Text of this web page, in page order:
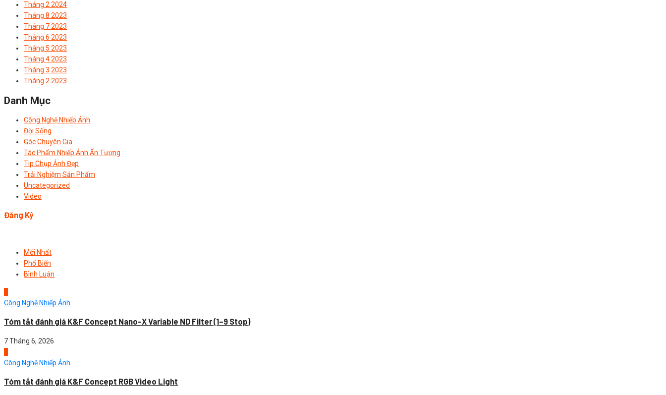
Tháng 2 2024
Tháng 8 2023
Tháng 7 2023
Tháng 6 2023
Tháng 5 2023
Tháng 4 2023
Tháng 3 2023
Tháng 2 2023
Danh Mục
Công Nghệ Nhiếp Ảnh
Đời Sống
Góc Chuyên Gia
Tác Phẩm Nhiếp Ảnh Ấn Tượng
Tip Chụp Ảnh Đẹp
Trải Nghiệm Sản Phẩm
Uncategorized
Video
Đăng Ký
Mới Nhất
Phổ Biến
Bình Luận
Công Nghệ Nhiếp Ảnh
Tóm tắt đánh giá K&F Concept Nano-X Variable ND Filter (1–9 Stop)
7 Tháng 6, 2026
Công Nghệ Nhiếp Ảnh
Tóm tắt đánh giá K&F Concept RGB Video Light